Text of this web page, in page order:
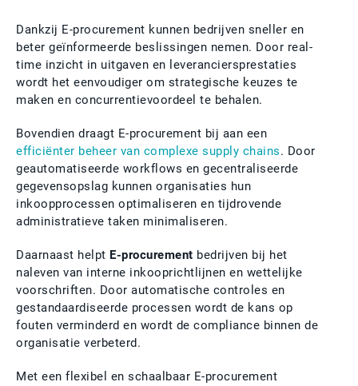
Dankzij E-procurement kunnen bedrijven sneller en
beter geïnformeerde beslissingen nemen. Door real-
time inzicht in uitgaven en leveranciersprestaties
wordt het eenvoudiger om strategische keuzes te
maken en concurrentievoordeel te behalen.
Bovendien draagt E-procurement bij aan een
efficiënter beheer van complexe supply chains. Door
geautomatiseerde workflows en gecentraliseerde
gegevensopslag kunnen organisaties hun
inkoopprocessen optimaliseren en tijdrovende
administratieve taken minimaliseren.
Daarnaast helpt E-procurement bedrijven bij het
naleven van interne inkooprichtlijnen en wettelijke
voorschriften. Door automatische controles en
gestandaardiseerde processen wordt de kans op
fouten verminderd en wordt de compliance binnen de
organisatie verbeterd.
Met een flexibel en schaalbaar E-procurement